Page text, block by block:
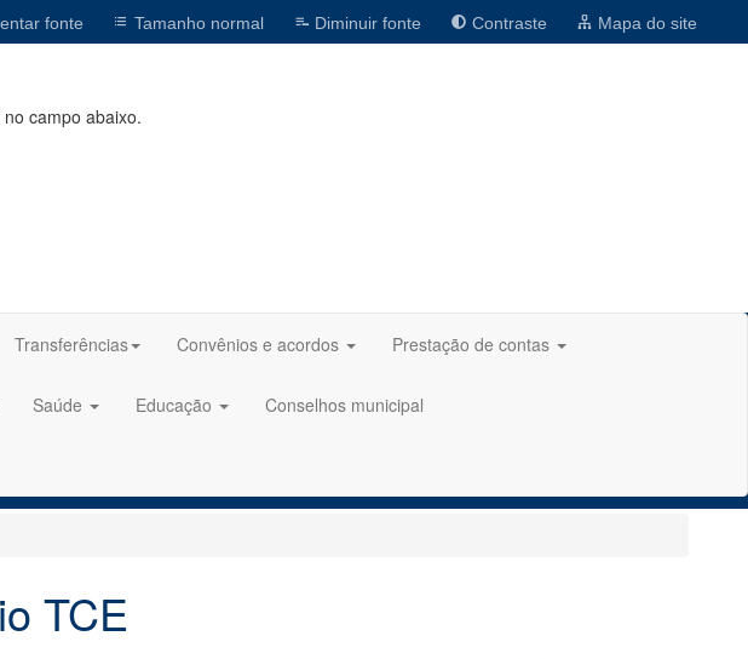
fonte Tamanho normal Diminuir fonte Contraste Mapa do site
campo abaixo.
Transferências Convênios e acordos Prestação de contas
Saúde Educação Conselhos municipal
TCE